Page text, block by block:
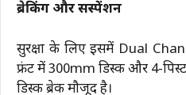
ब्रेकिंग और सस्पेंशन
सुरक्षा के लिए इसमें Dual
फ्रंट में 300mm डिस्क और 4-
डिस्क ब्रेक मौजूद है।